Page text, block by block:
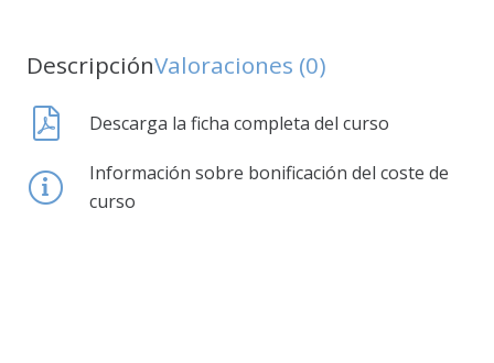
DescripciónValoraciones (0)
Descarga la ficha completa del curso
Información sobre bonificación del coste de
curso